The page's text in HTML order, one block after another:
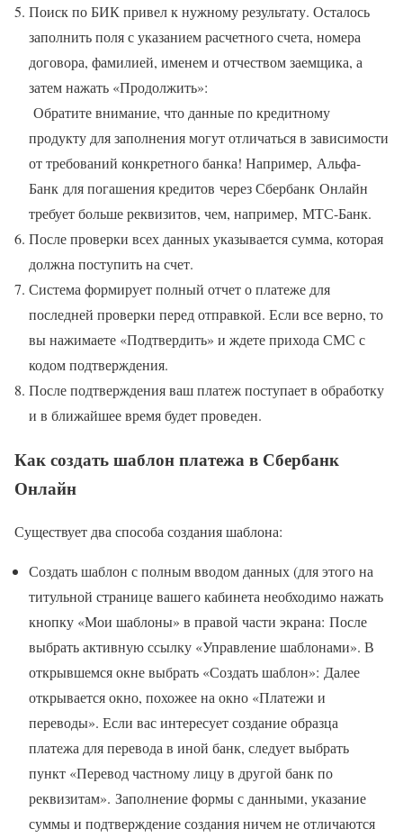
Поиск по БИК привел к нужному результату. Осталось
заполнить поля с указанием расчетного счета, номера
договора, фамилией, именем и отчеством заемщика, а
затем нажать «Продолжить»:
Обратите внимание, что данные по кредитному
продукту для заполнения могут отличаться в зависимости
от требований конкретного банка! Например, Альфа-
Банк для погашения кредитов через Сбербанк Онлайн
требует больше реквизитов, чем, например, МТС-Банк.
После проверки всех данных указывается сумма, которая
должна поступить на счет.
Система формирует полный отчет о платеже для
последней проверки перед отправкой. Если все верно, то
вы нажимаете «Подтвердить» и ждете прихода СМС с
кодом подтверждения.
После подтверждения ваш платеж поступает в обработку
и в ближайшее время будет проведен.
Как создать шаблон платежа в Сбербанк
Онлайн
Существует два способа создания шаблона:
Создать шаблон с полным вводом данных (для этого на
титульной странице вашего кабинета необходимо нажать
кнопку «Мои шаблоны» в правой части экрана: После
выбрать активную ссылку «Управление шаблонами». В
открывшемся окне выбрать «Создать шаблон»: Далее
открывается окно, похожее на окно «Платежи и
переводы». Если вас интересует создание образца
платежа для перевода в иной банк, следует выбрать
пункт «Перевод частному лицу в другой банк по
реквизитам». Заполнение формы с данными, указание
суммы и подтверждение создания ничем не отличаются